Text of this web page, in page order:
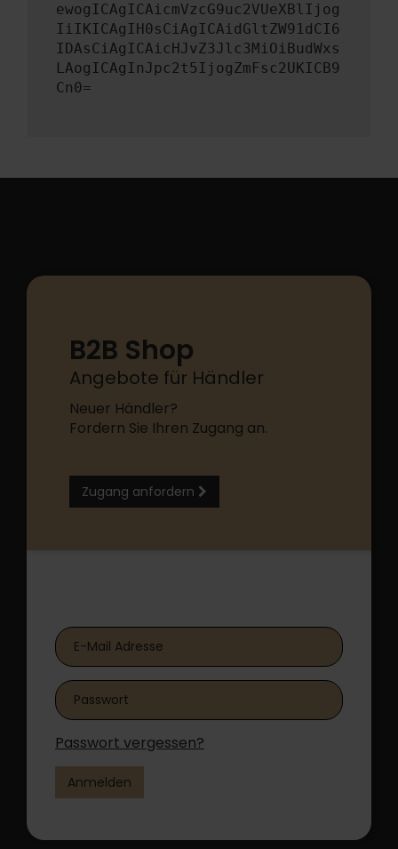
ewogICAgICAicmVzcG9uc2VUeXBlIjog
IiIKICAgIH0sCiAgICAidGltZW91dCI6
IDAsCiAgICAicHJvZ3Jlc3MiOiBudWxs
LAogICAgInJpc2t5IjogZmFsc2UKICB9
Cn0=
B2B Shop
Angebote für Händler
Neuer Händler?
Fordern Sie Ihren Zugang an.
Zugang anfordern
Passwort vergessen?
Anmelden